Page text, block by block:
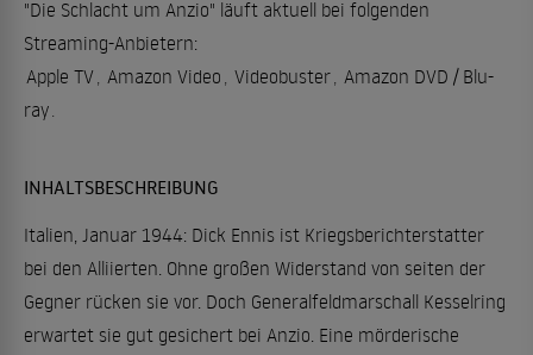
"Die Schlacht um Anzio" läuft aktuell bei folgenden
Streaming-Anbietern:
Apple TV, Amazon Video , Videobuster, Amazon DVD / Blu-
ray.
INHALTSBESCHREIBUNG
Italien, Januar 1944: Dick Ennis ist Kriegsberichterstatter
bei den Alliierten. Ohne großen Widerstand von seiten der
Gegner rücken sie vor. Doch Generalfeldmarschall Kesselring
erwartet sie gut gesichert bei Anzio. Eine mörderische